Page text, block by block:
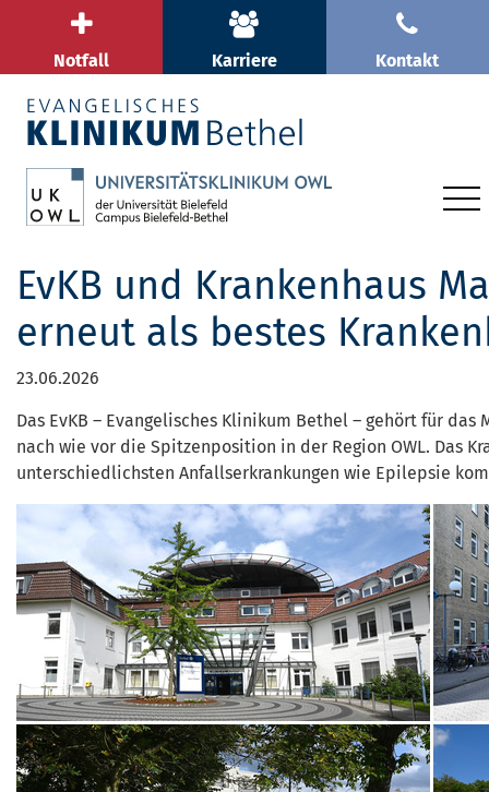
Notfall Karriere Kontakt
EvKB und Krankenhaus
erneut als bestes
23.06.2026
Das EvKB – Evangelisches Klinikum Bethel – gehört für
nach wie vor die Spitzenposition in der Region OWL. Das
unterschiedlichsten Anfallserkrankungen wie Epilepsie